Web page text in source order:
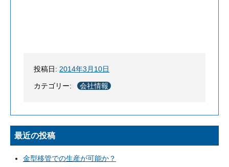
投稿日: 2014年3月10日
カテゴリー: 会社情報
最近の投稿
金型移管での生産が可能か？